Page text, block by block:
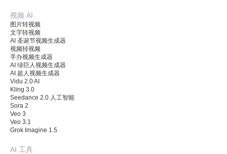
视频 AI
图片转视频
文字转视频
AI 圣诞节视频生成器
视频转视频
手办视频生成器
AI 绿巨人视频生成器
AI 超人视频生成器
Vidu 2.0 AI
Kling 3.0
Seedance 2.0 人工智能
Sora 2
Veo 3
Veo 3.1
Grok Imagine 1.5
AI 工具